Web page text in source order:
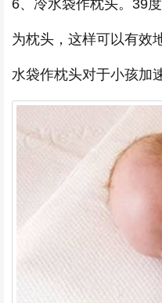
6、冷水袋作枕头。39
为枕头，这样可以有效
水袋作枕头对于小孩加